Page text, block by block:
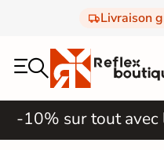
Livraison
-10% sur tout avec